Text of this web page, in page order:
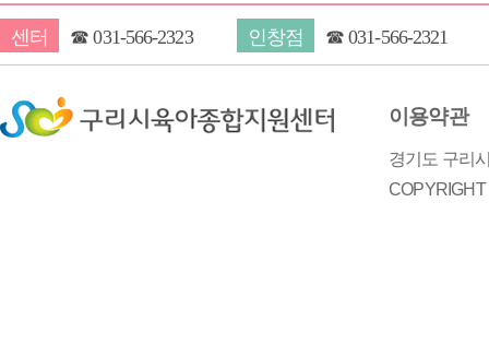
센터 ☎031-566-2323 인창점 ☎031-566-2321
이용약관
경기도 구리